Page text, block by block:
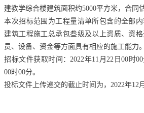
建教学综合楼建筑面积约5000平方米，合同
本次招标范围为工程量清单所包含的全部内
建筑工程施工总承包叁级及以上资质、资
员、设备、资金等方面具有相应的施工能力。
招标文件获取时间：2022年11月22日00时
00时00分。
投标文件上传递交的截止时间为，2022年12